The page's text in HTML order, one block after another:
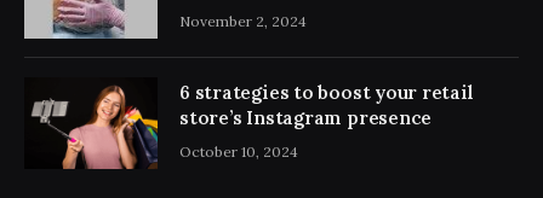
November 2, 2024
6 strategies to boost your retail
store’s Instagram presence
October 10, 2024